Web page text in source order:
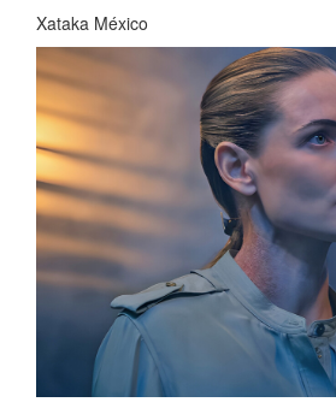
Xataka México